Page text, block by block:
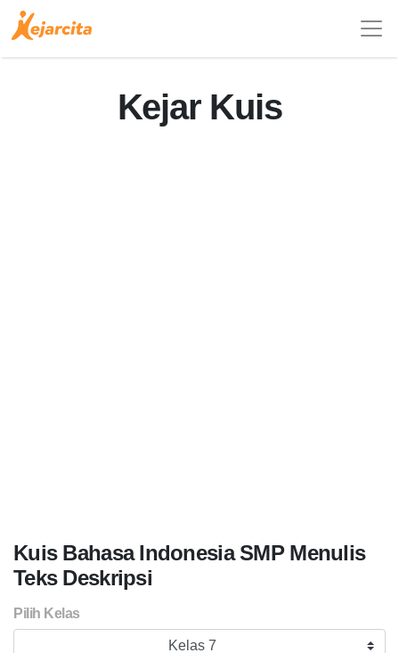
Kejar Kuis
Kuis Bahasa Indonesia SMP Menulis
Teks Deskripsi
Pilih Kelas
Kelas 7